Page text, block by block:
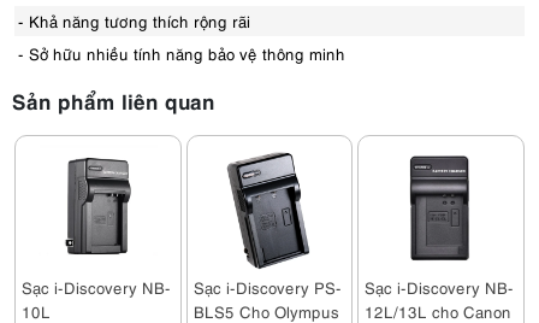
- Khả năng tương thích rộng rãi
- Sở hữu nhiều tính năng bảo vệ thông minh
Sản phẩm liên quan
Sạc i-Discovery NB-
10L
Sạc i-Discovery PS-
BLS5 Cho Olympus
Sạc i-Discovery NB-
12L/13L cho Canon